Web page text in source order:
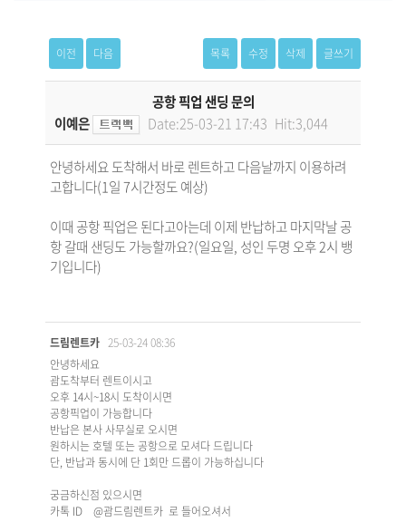
이전 다음 목록 수정 삭제 글쓰기
공항 픽업 샌딩 문의
이예은
Date:25-03-21 17:43 Hit:3,044
안녕하세요 도착해서 바로 렌트하고 다음날까지 이용하려
고합니다(1일 7시간정도 예상)
이때 공항 픽업은 된다고아는데 이제 반납하고 마지막날 공
항 갈때 샌딩도 가능할까요?(일요일, 성인 두명 오후 2시 뱅
기입니다)
드림렌트카 25-03-24 08:36
안녕하세요
괌도착부터 렌트이시고
오후 14시~18시 도착이시면
공항픽업이 가능합니다
반납은 본사 사무실로 오시면
원하시는 호텔 또는 공항으로 모셔다 드립니다
단, 반납과 동시에 단 1회만 드롭이 가능하십니다
궁금하신점 있으시면
카톡 ID @괌드림렌트카 로 들어오셔서